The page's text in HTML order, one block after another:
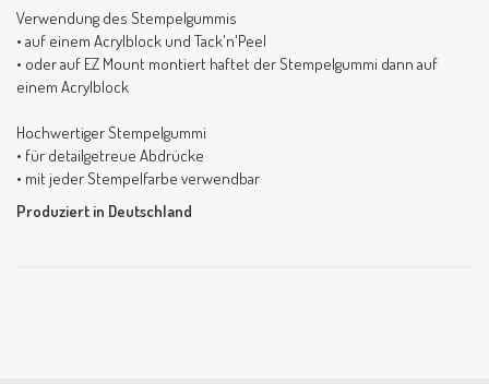
Verwendung des Stempelgummis
• auf einem Acrylblock und Tack'n'Peel
• oder auf EZ Mount montiert haftet der Stempelgummi dann auf
einem Acrylblock
Hochwertiger Stempelgummi
• für detailgetreue Abdrücke
• mit jeder Stempelfarbe verwendbar
Produziert in Deutschland